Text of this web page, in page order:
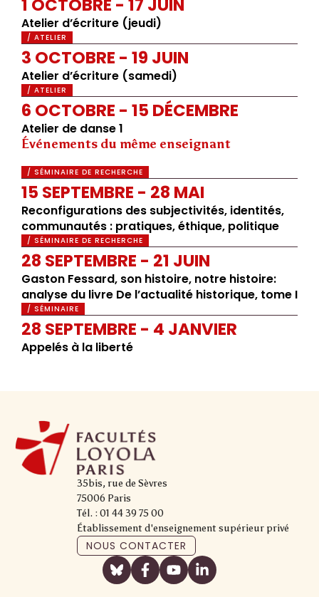
1 OCTOBRE - 17 JUIN
Atelier d’écriture (jeudi)
/ ATELIER
3 OCTOBRE - 19 JUIN
Atelier d’écriture (samedi)
/ ATELIER
6 OCTOBRE - 15 DÉCEMBRE
Atelier de danse 1
Événements du même enseignant
/ SÉMINAIRE DE RECHERCHE
15 SEPTEMBRE - 28 MAI
Reconfigurations des subjectivités, identités,
communautés : pratiques, éthique, politique
/ SÉMINAIRE DE RECHERCHE
28 SEPTEMBRE - 21 JUIN
Gaston Fessard, son histoire, notre histoire:
analyse du livre De l’actualité historique, tome I
/ SÉMINAIRE
28 SEPTEMBRE - 4 JANVIER
Appelés à la liberté
35bis, rue de Sèvres
75006 Paris
Tél. : 01 44 39 75 00
Établissement d'enseignement supérieur privé
NOUS CONTACTER